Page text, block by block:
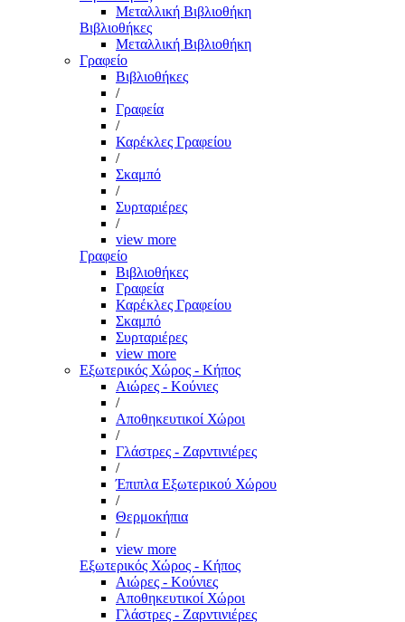
Μεταλλική Βιβλιοθήκη
Βιβλιοθήκες
Μεταλλική Βιβλιοθήκη
Γραφείο
Βιβλιοθήκες
/
Γραφεία
/
Καρέκλες Γραφείου
/
Σκαμπό
/
Συρταριέρες
/
view more
Γραφείο
Βιβλιοθήκες
Γραφεία
Καρέκλες Γραφείου
Σκαμπό
Συρταριέρες
view more
Εξωτερικός Χώρος - Κήπος
Αιώρες - Κούνιες
/
Αποθηκευτικοί Χώροι
/
Γλάστρες - Ζαρντινιέρες
/
Έπιπλα Εξωτερικού Χώρου
/
Θερμοκήπια
/
view more
Εξωτερικός Χώρος - Κήπος
Αιώρες - Κούνιες
Αποθηκευτικοί Χώροι
Γλάστρες - Ζαρντινιέρες